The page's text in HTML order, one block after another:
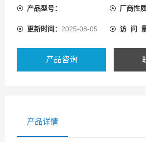
产品型号： 厂商性质
更新时间： 2025-08-05 访 问 量
产品咨询
产品详情